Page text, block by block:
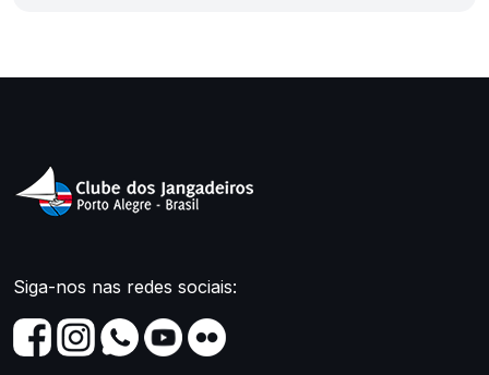
Siga-nos nas redes sociais: